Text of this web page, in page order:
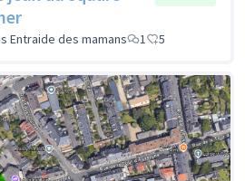
Entraide des mamans 1 5